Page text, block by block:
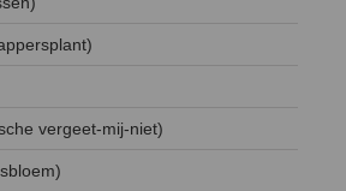
vergeet-mij-niet)